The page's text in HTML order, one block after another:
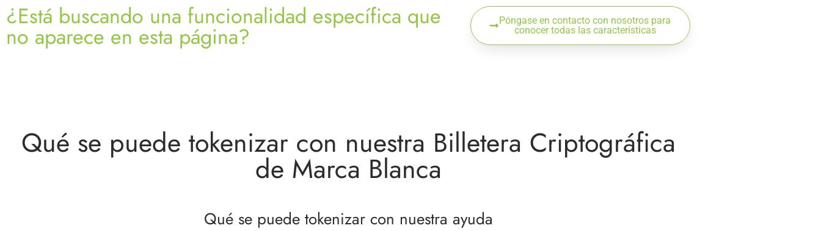
¿Está buscando una funcionalidad específica que
no aparece en esta página?
Póngase en contacto con nosotros para
conocer todas las características
Qué se puede tokenizar con nuestra Billetera Criptográfica
de Marca Blanca
Qué se puede tokenizar con nuestra ayuda